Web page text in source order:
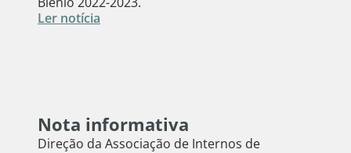
Ler notícia
Nota informativa
Direção da Associação de Internos de